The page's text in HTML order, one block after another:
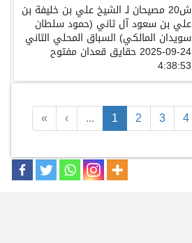
« ‹ ... 1 2 3 4
ش20 مصيحان لـ الشيخ علي بن خليفة بن
علي بن سعود آل ثاني (حمود سلطان
سويدان المالكي) السباق المحلي الثاني
24-09-2025 حقايق قعدان مفتوح
4:38:53